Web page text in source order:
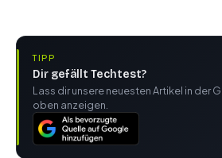
TIPP
Dir gefällt Techtest?
Lass dir unsere neuesten Artikel in der
oben anzeigen.